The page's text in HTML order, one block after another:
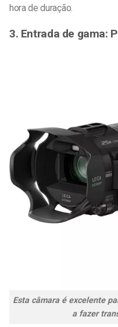
hora de duração.
3. Entrada de gama:
Esta câmara é excelente
a fazer